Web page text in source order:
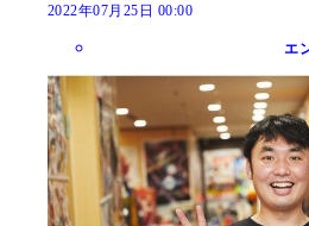
2022年07月25日 00:00
エ